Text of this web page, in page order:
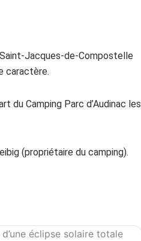
Jacques-de-Compostelle
caractère.
du Camping Parc d’Audinac les
du camping).